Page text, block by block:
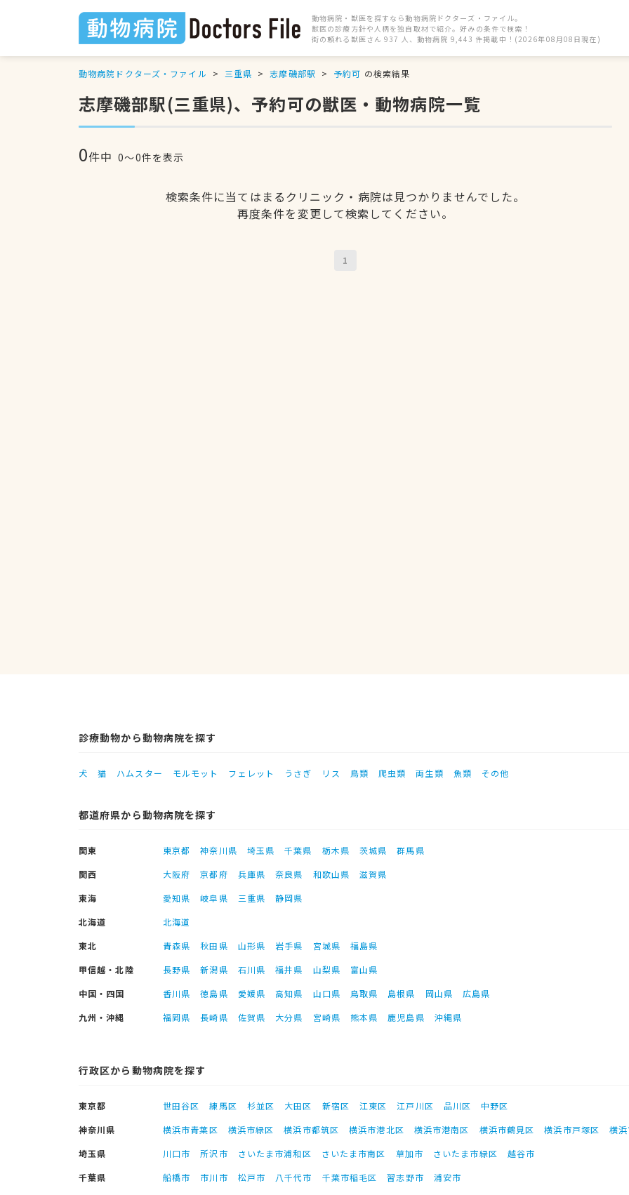
動物病院・獣医を探すなら動物病院ドクターズ・ファイル。
獣医の診療方針や人柄を独自取材で紹介。好みの条件で検索！
街の頼れる獣医さん 937 人、動物病院 9,443 件掲載中！(2026年08月08日現在)
動物病院ドクターズ・ファイル 三重県 志摩磯部駅 予約可 の検索結果
志摩磯部駅(三重県)、予約可の獣医・動物病院一覧
0件中 0〜0件を表示
検索条件に当てはまるクリニック・病院は見つかりませんでした。
再度条件を変更して検索してください。
1
診療動物から動物病院を探す
犬 猫 ハムスター モルモット フェレット うさぎ リス 鳥類 爬虫類 両生類 魚類 その他
都道府県から動物病院を探す
関東 東京都 神奈川県 埼玉県 千葉県 栃木県 茨城県
群馬県
関西
大阪府 京都府 兵庫県 奈良県 和歌山県
滋賀県
東海
愛知県 岐阜県 三重県
静岡県
北海道
北海道
東北
青森県 秋田県 山形県 岩手県 宮城県
福島県
甲信越・北陸
長野県 新潟県 石川県 福井県 山梨県
富山県
中国・四国
香川県 徳島県 愛媛県 高知県 山口県 鳥取県 島根県 岡山県
広島県
九州・沖縄
福岡県 長崎県 佐賀県 大分県 宮崎県 熊本県 鹿児島県 沖縄県
行政区から動物病院を探す
東京都 世田谷区 練馬区 杉並区 大田区 新宿区 江東区 江戸川区 品川区
中野区
神奈川県
横浜市青葉区 横浜市緑区 横浜市都筑区 横浜市港北区 横浜市港南区 横浜市鶴見区 横浜市戸塚区
横
埼玉県
川口市 所沢市 さいたま市浦和区 さいたま市南区 草加市 さいたま市緑区
越谷市
千葉県
船橋市 市川市 松戸市 八千代市 千葉市稲毛区 習志野市 浦安市